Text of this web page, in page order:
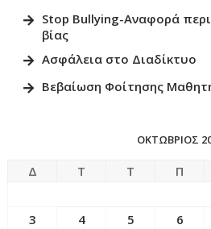
Stop Bullying-Αναφορά
βίας
Ασφάλεια στο Διαδίκτυο
Βεβαίωση Φοίτησης
ΟΚΤΏΒΡΙΟΣ
Δ Τ Τ Π
3
4 5 6